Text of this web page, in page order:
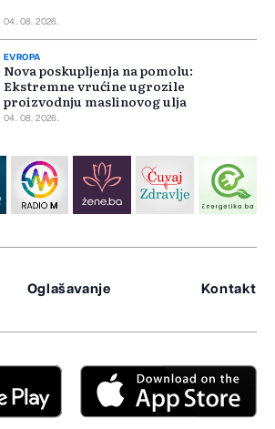
04. 08. 2026.
EVROPA
Nova poskupljenja na pomolu:
Ekstremne vrućine ugrozile
proizvodnju maslinovog ulja
04. 08. 2026.
Oglašavanje Kontakt